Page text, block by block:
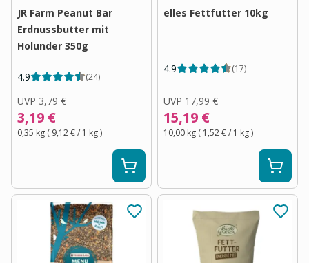
JR Farm Peanut Bar
Erdnussbutter mit
Holunder 350g
4.9 (24)
UVP 3,79 €
3,19 €
0,35 kg ( 9,12 €/ 1 kg)
elles Fettfutter 10kg
4.9 (17)
UVP 17,99 €
15,19 €
10,00 kg ( 1,52 €/ 1 kg)